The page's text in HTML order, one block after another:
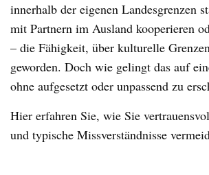
innerhalb der eigenen Landesgrenzen
mit Partnern im Ausland kooperieren
– die Fähigkeit, über kulturelle
geworden. Doch wie gelingt das auf
ohne aufgesetzt oder unpassend zu
Hier erfahren Sie, wie Sie
und typische Missverständnisse